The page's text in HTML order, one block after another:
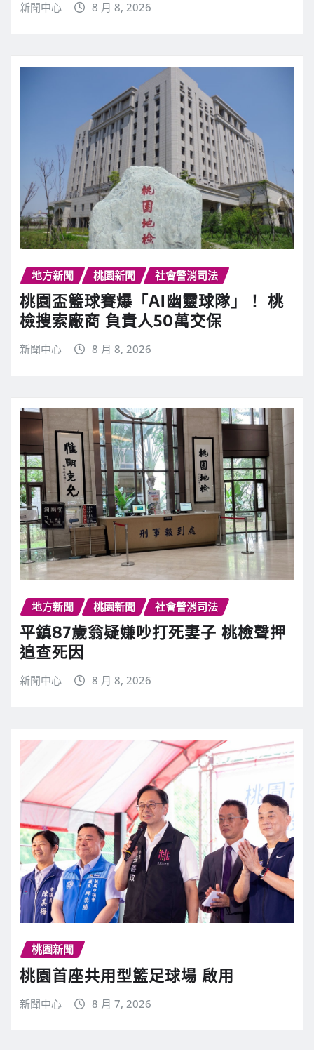
新聞中心 8 月 8, 2026
地方新聞 桃園新聞 社會警消司法
桃園盃籃球賽爆「AI幽靈球隊」！ 桃
檢搜索廠商 負責人50萬交保
新聞中心 8 月 8, 2026
地方新聞 桃園新聞 社會警消司法
平鎮87歲翁疑嫌吵打死妻子 桃檢聲押
追查死因
新聞中心 8 月 8, 2026
桃園新聞
桃園首座共用型籃足球場 啟用
新聞中心 8 月 7, 2026